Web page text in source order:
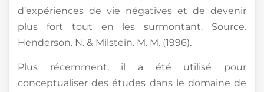
d’expériences de vie négatives et de devenir
plus fort tout en les surmontant. Source.
Henderson. N. & Milstein. M. M. (1996).
Plus récemment, il a été utilisé pour
conceptualiser des études dans le domaine de